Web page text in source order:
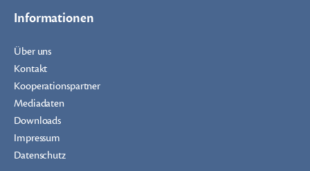
Informationen
Über uns
Kontakt
Kooperationspartner
Mediadaten
Downloads
Impressum
Datenschutz